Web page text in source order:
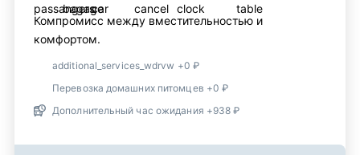
Компромисс между вместительностью и
комфортом.
additional_services_wdrvw +0 ₽
Перевозка домашних питомцев +0 ₽
Дополнительный час ожидания +938 ₽